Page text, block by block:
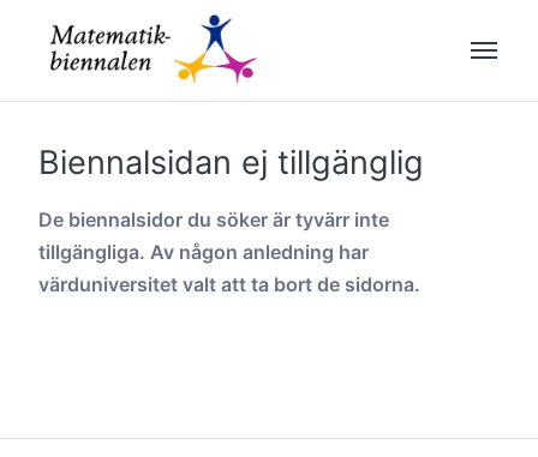
Biennalsidan ej tillgänglig
De biennalsidor du söker är tyvärr inte
tillgängliga. Av någon anledning har
värduniversitet valt att ta bort de sidorna.